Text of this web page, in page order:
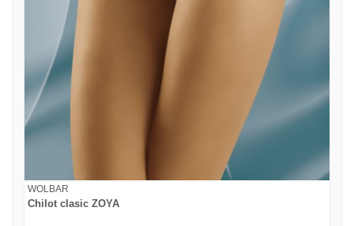
WOLBAR
Chilot clasic ZOYA